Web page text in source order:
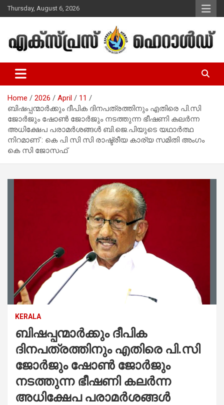
Skip
to
Thursday, August 6, 2026
Express Herald – Malayalam
Christian News
Home 2026 April
11
ബിഷപ്പന്മാർക്കും ദീപിക ദിനപത്രത്തിനും എതിരെ പി.സി
ജോര്‍ജും ഷോൺ ജോർജും നടത്തുന്ന ഭീഷണി കലർന്ന
അധിക്ഷേപ പരാമര്‍ശങ്ങള്‍ ബി.ജെ.പിയുടെ യഥാർത്ഥ
നിറമാണ് : കെ പി സി സി രാഷ്ട്രീയ കാര്യ സമിതി അംഗം
കെ സി ജോസഫ്
KERALA
ബിഷപ്പന്മാർക്കും ദീപിക
ദിനപത്രത്തിനും എതിരെ പി.സി
ജോര്‍ജും ഷോൺ ജോർജും
നടത്തുന്ന ഭീഷണി കലർന്ന
അധിക്ഷേപ പരാമര്‍ശങ്ങള്‍